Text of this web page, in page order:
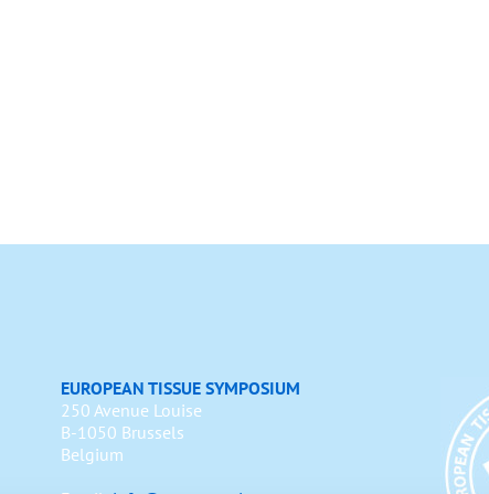
EUROPEAN TISSUE SYMPOSIUM
250 Avenue Louise
B-1050 Brussels
Belgium